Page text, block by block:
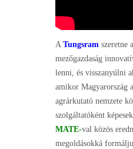
A Tungsram szeretne
mezőgazdaság
lenni, és visszanyúlni
amikor Magyarország
agrárkutató nemzete
szolgáltatóként
MATE-val közös
megoldásokká